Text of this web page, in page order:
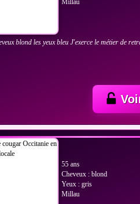
blond les yeux bleu J'exerce le métier de
55 ans
Cheveux : blond
Yeux : gris
Millau